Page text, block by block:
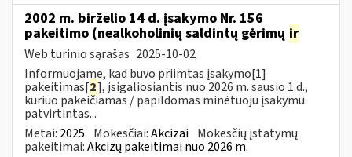
2002 m. birželio 14 d. įsakymo Nr. 156
pakeitimo (nealkoholinių saldintų gėrimų ir
Web turinio sąrašas 2025-10-02
Informuojame, kad buvo priimtas įsakymo[1]
pakeitimas[2], įsigaliosiantis nuo 2026 m. sausio 1 d.,
kuriuo pakeičiamas / papildomas minėtuoju įsakymu
patvirtintas...
Metai: 2025 Mokesčiai:Akcizai Mokesčių įstatymų
pakeitimai:Akcizų pakeitimai nuo 2026 m.